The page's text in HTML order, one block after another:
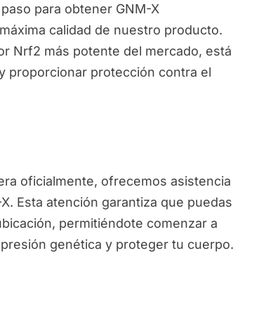
para obtener GNM-X
calidad de nuestro producto.
Nrf2 más potente del mercado, está
proporcionar protección contra el
oficialmente, ofrecemos asistencia
Esta atención garantiza que puedas
permitiéndote comenzar a
genética y proteger tu cuerpo.